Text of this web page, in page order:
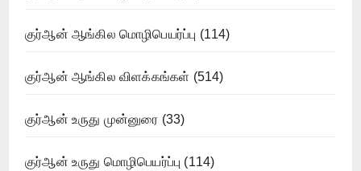
குர்ஆன் ஆங்கில மொழிபெயர்ப்பு (114)
குர்ஆன் ஆங்கில விளக்கங்கள் (514)
குர்ஆன் உருது முன்னுரை (33)
குர்ஆன் உருது மொழிபெயர்ப்பு (114)